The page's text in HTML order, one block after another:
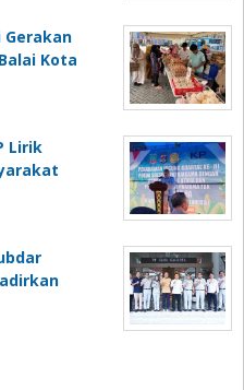
Kota
Lirik